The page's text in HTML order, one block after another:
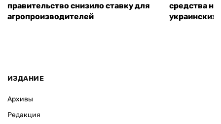
правительство снизило ставку для
агропроизводителей
средства
ИЗДАНИЕ
Архивы
Редакция